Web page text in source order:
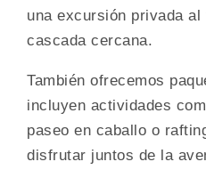
una excursión privada
cascada cercana.
También ofrecemos
incluyen actividades
paseo en caballo o
disfrutar juntos de la